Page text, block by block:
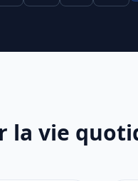
la vie